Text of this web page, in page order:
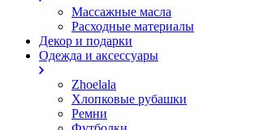
Массажные масла
Расходные материалы
Декор и подарки
Одежда и аксессуары
Zhoelala
Хлопковые рубашки
Ремни